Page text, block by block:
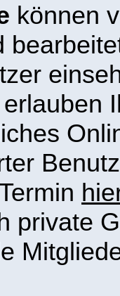
können
private